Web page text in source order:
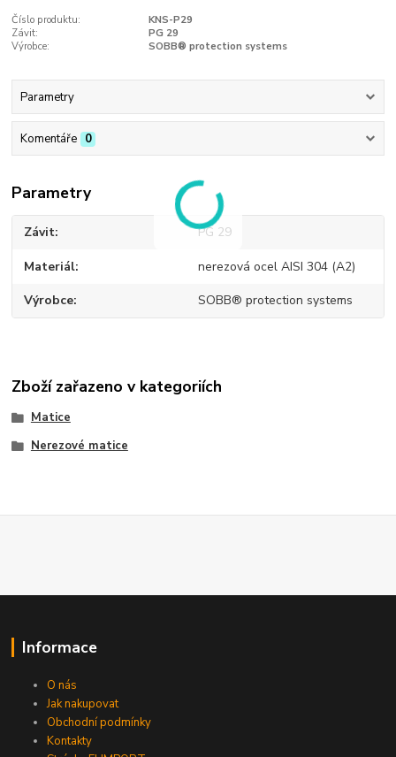
Číslo produktu:
KNS-P29
Závit:
PG 29
Výrobce:
SOBB® protection systems
Parametry
Komentáře 0
Parametry
Závit PG 29
Materiál nerezová ocel AISI 304 (A2)
Výrobce SOBB® protection systems
Zboží zařazeno v kategoriích
Matice
Nerezové matice
Informace
O nás
Jak nakupovat
Obchodní podmínky
Kontakty